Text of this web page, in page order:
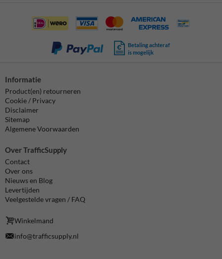
Betaling achteraf
is mogelijk
Informatie
Product(en) retourneren
Cookie / Privacy
Disclaimer
Sitemap
Algemene Voorwaarden
Over TrafficSupply
Contact
Over ons
Nieuws en Blog
Levertijden
Veelgestelde vragen / FAQ
Winkelmand
info@trafficsupply.nl